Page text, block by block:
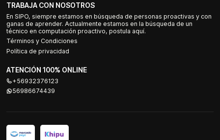
TRABAJA CON NOSOTROS
En SIPO, siempre estamos en búsqueda de personas proactivas y con
ganas de aprender. Actualmente estamos en la búsqueda de un
técnico en computación proactivo, postula aquí.
Términos y Condiciones
Política de privacidad
ATENCIÓN 100% ONLINE
+56932376123
56986674439